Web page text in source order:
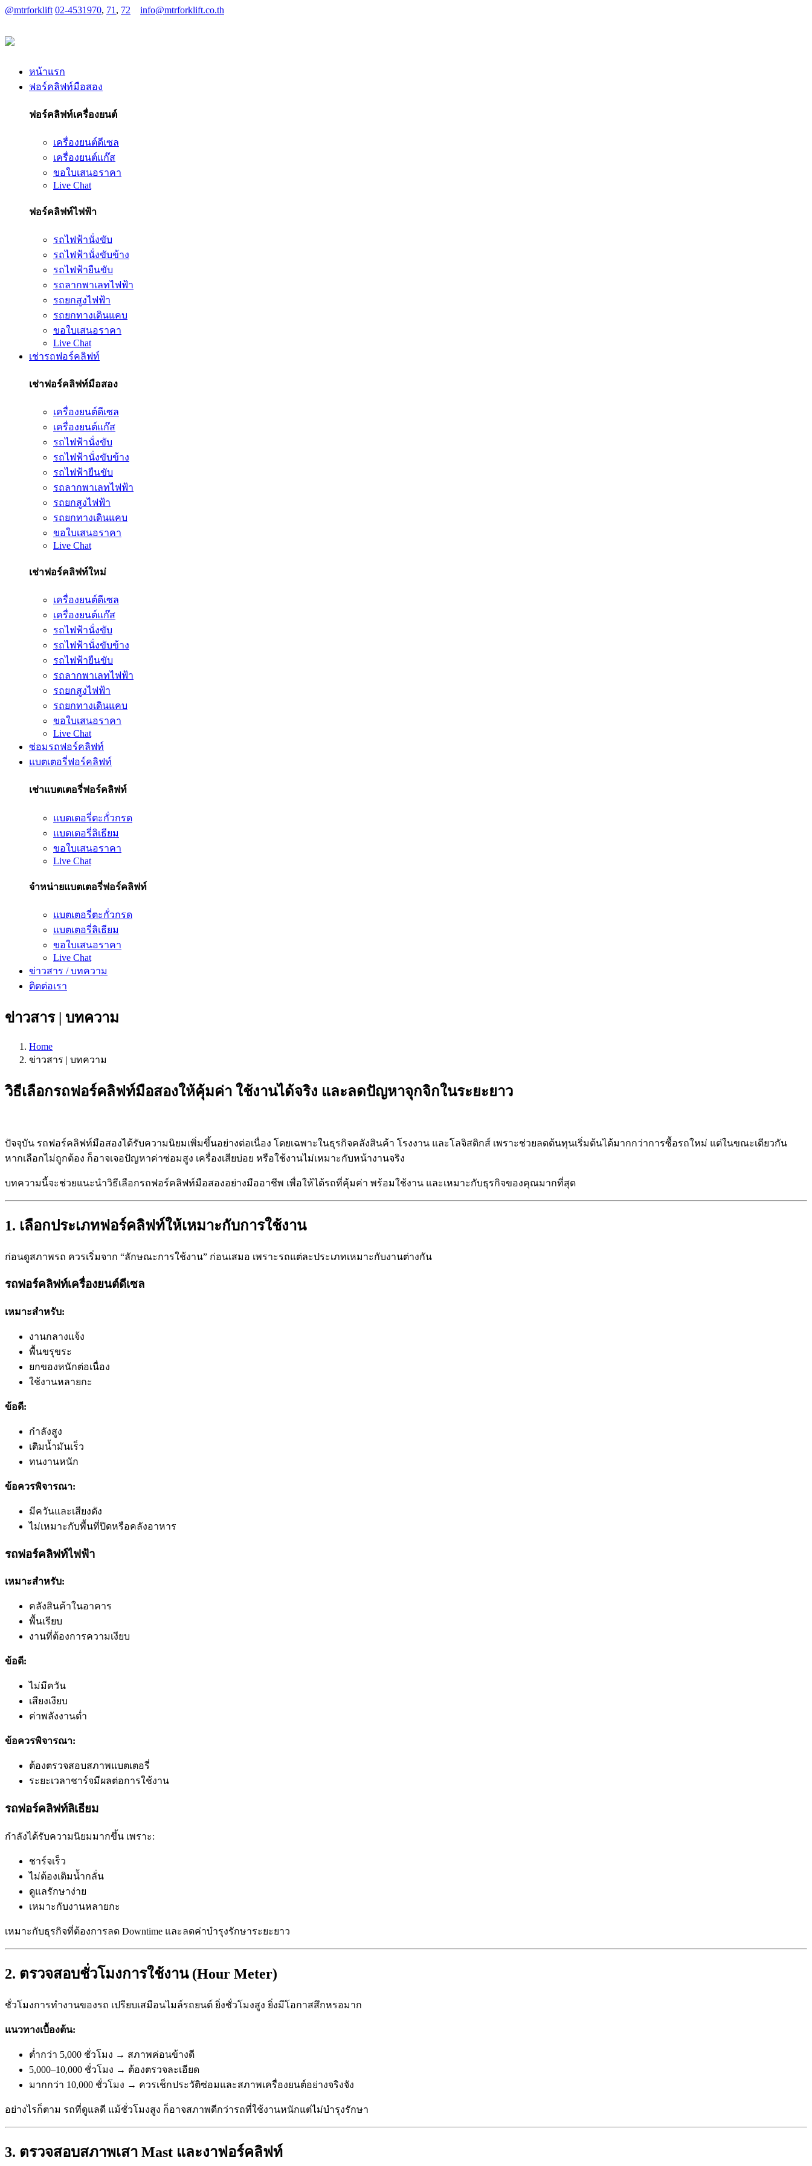
@mtrforklift 02-4531970, 71 , 72 info@mtrforklift.co.th
หน้าแรก
ฟอร์คลิฟท์มือสอง
ฟอร์คลิฟท์เครื่องยนต์
เครื่องยนต์ดีเซล
เครื่องยนต์แก๊ส
ขอใบเสนอราคา
Live Chat
ฟอร์คลิฟท์ไฟฟ้า
รถไฟฟ้านั่งขับ
รถไฟฟ้านั่งขับข้าง
รถไฟฟ้ายืนขับ
รถลากพาเลทไฟฟ้า
รถยกสูงไฟฟ้า
รถยกทางเดินแคบ
ขอใบเสนอราคา
Live Chat
เช่ารถฟอร์คลิฟท์
เช่าฟอร์คลิฟท์มือสอง
เครื่องยนต์ดีเซล
เครื่องยนต์แก๊ส
รถไฟฟ้านั่งขับ
รถไฟฟ้านั่งขับข้าง
รถไฟฟ้ายืนขับ
รถลากพาเลทไฟฟ้า
รถยกสูงไฟฟ้า
รถยกทางเดินแคบ
ขอใบเสนอราคา
Live Chat
เช่าฟอร์คลิฟท์ใหม่
เครื่องยนต์ดีเซล
เครื่องยนต์แก๊ส
รถไฟฟ้านั่งขับ
รถไฟฟ้านั่งขับข้าง
รถไฟฟ้ายืนขับ
รถลากพาเลทไฟฟ้า
รถยกสูงไฟฟ้า
รถยกทางเดินแคบ
ขอใบเสนอราคา
Live Chat
ซ่อมรถฟอร์คลิฟท์
แบตเตอรี่ฟอร์คลิฟท์
เช่าแบตเตอรี่ฟอร์คลิฟท์
แบตเตอรี่ตะกั่วกรด
แบตเตอรี่ลิเธียม
ขอใบเสนอราคา
Live Chat
จำหน่ายแบตเตอรี่ฟอร์คลิฟท์
แบตเตอรี่ตะกั่วกรด
แบตเตอรี่ลิเธียม
ขอใบเสนอราคา
Live Chat
ข่าวสาร / บทความ
ติดต่อเรา
ข่าวสาร | บทความ
Home
ข่าวสาร | บทความ
วิธีเลือกรถฟอร์คลิฟท์มือสองให้คุ้มค่า ใช้งานได้จริง และลดปัญหาจุกจิกในระยะยาว
ปัจจุบัน รถฟอร์คลิฟท์มือสองได้รับความนิยมเพิ่มขึ้นอย่างต่อเนื่อง โดยเฉพาะในธุรกิจคลังสินค้า โรงงาน และโลจิสติกส์ เพราะช่วยลดต้นทุนเริ่มต้นได้มากกว่าการซื้อรถใหม่ แต่ในขณะเดียวกัน
หากเลือกไม่ถูกต้อง ก็อาจเจอปัญหาค่าซ่อมสูง เครื่องเสียบ่อย หรือใช้งานไม่เหมาะกับหน้างานจริง
บทความนี้จะช่วยแนะนำวิธีเลือกรถฟอร์คลิฟท์มือสองอย่างมืออาชีพ เพื่อให้ได้รถที่คุ้มค่า พร้อมใช้งาน และเหมาะกับธุรกิจของคุณมากที่สุด
1. เลือกประเภทฟอร์คลิฟท์ให้เหมาะกับการใช้งาน
ก่อนดูสภาพรถ ควรเริ่มจาก “ลักษณะการใช้งาน” ก่อนเสมอ เพราะรถแต่ละประเภทเหมาะกับงานต่างกัน
รถฟอร์คลิฟท์เครื่องยนต์ดีเซล
เหมาะสำหรับ:
งานกลางแจ้ง
พื้นขรุขระ
ยกของหนักต่อเนื่อง
ใช้งานหลายกะ
ข้อดี:
กำลังสูง
เติมน้ำมันเร็ว
ทนงานหนัก
ข้อควรพิจารณา:
มีควันและเสียงดัง
ไม่เหมาะกับพื้นที่ปิดหรือคลังอาหาร
รถฟอร์คลิฟท์ไฟฟ้า
เหมาะสำหรับ:
คลังสินค้าในอาคาร
พื้นเรียบ
งานที่ต้องการความเงียบ
ข้อดี:
ไม่มีควัน
เสียงเงียบ
ค่าพลังงานต่ำ
ข้อควรพิจารณา:
ต้องตรวจสอบสภาพแบตเตอรี่
ระยะเวลาชาร์จมีผลต่อการใช้งาน
รถฟอร์คลิฟท์ลิเธียม
กำลังได้รับความนิยมมากขึ้น เพราะ:
ชาร์จเร็ว
ไม่ต้องเติมน้ำกลั่น
ดูแลรักษาง่าย
เหมาะกับงานหลายกะ
เหมาะกับธุรกิจที่ต้องการลด Downtime และลดค่าบำรุงรักษาระยะยาว
2. ตรวจสอบชั่วโมงการใช้งาน (Hour Meter)
ชั่วโมงการทำงานของรถ เปรียบเสมือนไมล์รถยนต์ ยิ่งชั่วโมงสูง ยิ่งมีโอกาสสึกหรอมาก
แนวทางเบื้องต้น:
ต่ำกว่า 5,000 ชั่วโมง → สภาพค่อนข้างดี
5,000–10,000 ชั่วโมง → ต้องตรวจละเอียด
มากกว่า 10,000 ชั่วโมง → ควรเช็กประวัติซ่อมและสภาพเครื่องยนต์อย่างจริงจัง
อย่างไรก็ตาม รถที่ดูแลดี แม้ชั่วโมงสูง ก็อาจสภาพดีกว่ารถที่ใช้งานหนักแต่ไม่บำรุงรักษา
3. ตรวจสอบสภาพเสา Mast และงาฟอร์คลิฟท์